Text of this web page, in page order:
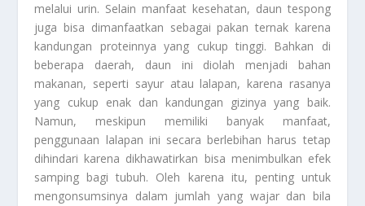
melalui urin. Selain manfaat kesehatan, daun tespong
juga bisa dimanfaatkan sebagai pakan ternak karena
kandungan proteinnya yang cukup tinggi. Bahkan di
beberapa daerah, daun ini diolah menjadi bahan
makanan, seperti sayur atau lalapan, karena rasanya
yang cukup enak dan kandungan gizinya yang baik.
Namun, meskipun memiliki banyak manfaat,
penggunaan lalapan ini secara berlebihan harus tetap
dihindari karena dikhawatirkan bisa menimbulkan efek
samping bagi tubuh. Oleh karena itu, penting untuk
mengonsumsinya dalam jumlah yang wajar dan bila